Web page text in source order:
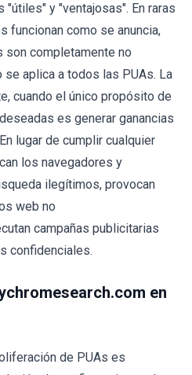
y "ventajosas". En raras
funcionan como se anuncia,
son completamente no
se aplica a todos las PUAs. La
cuando el único propósito de
es generar ganancias
lugar de cumplir cualquier
los navegadores y
ilegítimos, provocan
web no
campañas publicitarias
confidenciales.
en
de PUAs es